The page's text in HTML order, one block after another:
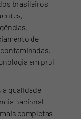
brasileiros,
de
em prol
a qualidade
nacional
completas